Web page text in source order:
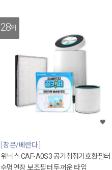
28위
창문/베란다
위닉스 CAF-A0S3 공기청정기호환필터
수명연장 보조필터 두꺼운 타입